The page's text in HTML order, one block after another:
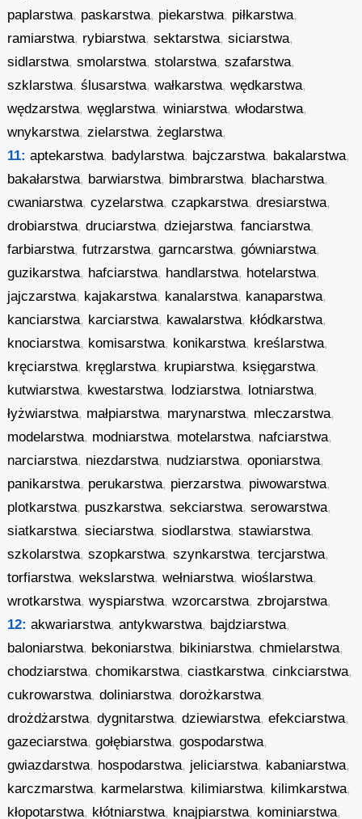
paplarstwa, paskarstwa, piekarstwa, piłkarstwa,
ramiarstwa, rybiarstwa,sektarstwa,siciarstwa,
sidlarstwa,smolarstwa,stolarstwa,szafarstwa,
szklarstwa,ślusarstwa,wałkarstwa,wędkarstwa,
wędzarstwa,węglarstwa,winiarstwa,włodarstwa,
wnykarstwa,zielarstwa,żeglarstwa,
11: aptekarstwa, badylarstwa, bajczarstwa, bakalarstwa,
bakałarstwa, barwiarstwa, bimbrarstwa, blacharstwa,
cwaniarstwa,cyzelarstwa,czapkarstwa,dresiarstwa,
drobiarstwa,druciarstwa,dziejarstwa,fanciarstwa,
farbiarstwa,futrzarstwa,garncarstwa,gówniarstwa,
guzikarstwa, hafciarstwa, handlarstwa, hotelarstwa,
jajczarstwa, kajakarstwa, kanalarstwa, kanaparstwa,
kanciarstwa, karciarstwa, kawalarstwa, kłódkarstwa,
knociarstwa, komisarstwa, konikarstwa, kreślarstwa,
kręciarstwa, kręglarstwa, krupiarstwa, księgarstwa,
kutwiarstwa, kwestarstwa, lodziarstwa, lotniarstwa,
łyżwiarstwa, małpiarstwa, marynarstwa, mleczarstwa,
modelarstwa, modniarstwa, motelarstwa, nafciarstwa,
narciarstwa, niezdarstwa, nudziarstwa,oponiarstwa,
panikarstwa, perukarstwa, pierzarstwa, piwowarstwa,
plotkarstwa, puszkarstwa,sekciarstwa,serowarstwa,
siatkarstwa,sieciarstwa,siodlarstwa,stawiarstwa,
szkolarstwa,szopkarstwa,szynkarstwa,tercjarstwa,
torfiarstwa,wekslarstwa,wełniarstwa,wioślarstwa,
wrotkarstwa,wyspiarstwa,wzorcarstwa,zbrojarstwa,
12: akwariarstwa,antykwarstwa, bajdziarstwa,
baloniarstwa, bekoniarstwa, bikiniarstwa,chmielarstwa,
chodziarstwa,chomikarstwa,ciastkarstwa,cinkciarstwa,
cukrowarstwa,doliniarstwa,dorożkarstwa,
drożdżarstwa,dygnitarstwa,dziewiarstwa,efekciarstwa,
gazeciarstwa,gołębiarstwa,gospodarstwa,
gwiazdarstwa, hospodarstwa, jeliciarstwa, kabaniarstwa,
karczmarstwa, karmelarstwa, kilimiarstwa, kilimkarstwa,
kłopotarstwa, kłótniarstwa, knajpiarstwa, kominiarstwa,